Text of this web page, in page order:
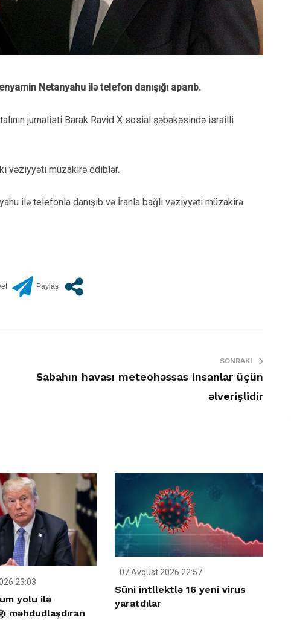
Netanyahu ilə telefon danışığı aparıb.
jurnalisti Barak Ravid X sosial şəbəkəsində israilli
vəziyyəti müzakirə ediblər.
ilə telefonla danışıb və İranla bağlı vəziyyəti müzakirə
SONRAKI
Sabahın havası meteohəssas insanlar üçün
əlverişlidir
23:03
yolu ilə
məhdudlaşdıran
07 Avqust 2026 22:57
Süni intllektlə 16 yeni virus
yaratdılar